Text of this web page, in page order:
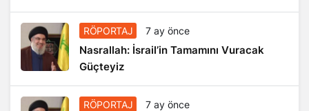
RÖPORTAJ 7 ay önce
Nasrallah: İsrail’in Tamamını Vuracak
Güçteyiz
RÖPORTAJ 7 ay önce